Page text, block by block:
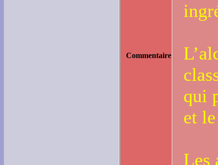
Commentaire
qui
et
Les